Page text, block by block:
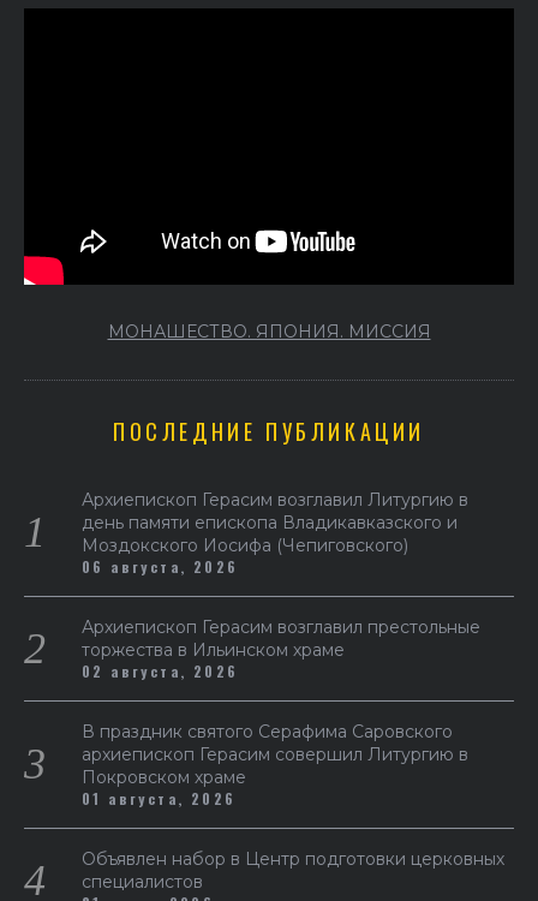
МОНАШЕСТВО. ЯПОНИЯ. МИССИЯ
ПОСЛЕДНИЕ ПУБЛИКАЦИИ
Архиепископ Герасим возглавил Литургию в
день памяти епископа Владикавказского и
Моздокского Иосифа (Чепиговского)
06 августа, 2026
Архиепископ Герасим возглавил престольные
торжества в Ильинском храме
02 августа, 2026
В праздник святого Серафима Саровского
архиепископ Герасим совершил Литургию в
Покровском храме
01 августа, 2026
Объявлен набор в Центр подготовки церковных
специалистов